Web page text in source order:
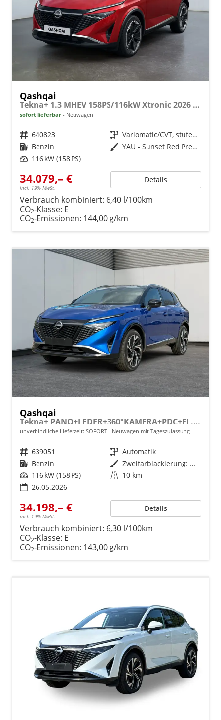
Qashqai
Tekna+ 1.3 MHEV 158PS/116kW Xtronic 2026 +20"ALU+PANO+BOSE+HuD
sofort lieferbar Neuwagen
Fahrzeugnr. 640823 Getriebe
Variomatic/CVT, stufenlos
Kraftstoff Benzin Außenfarbe
YAU - Sunset Red Premium Met. mit Dach in Solid Black
Leistung 116 kW (158 PS)
34.079,– €
incl. 19% MwSt.
Details
Verbrauch kombiniert: 6,40 l/100km
CO2-Klasse: E
CO2-Emissionen: 144,00 g/km
Qashqai
Tekna+ PANO+LEDER+360°KAMERA+PDC+EL.HECKKL.
unverbindliche Lieferzeit: SOFORT Neuwagen mit Tageszulassung
Fahrzeugnr. 639051 Getriebe Automatik
Kraftstoff Benzin Außenfarbe
Zweifarblackierung: Magnetic Blue Metallic (RCF) mit Dachfarbe Diamond Black (G41)
Leistung 116 kW (158 PS) Kilometerstand 10 km
26.05.2026
34.198,– €
incl. 19% MwSt.
Details
Verbrauch kombiniert: 6,30 l/100km
CO2-Klasse: E
CO2-Emissionen: 143,00 g/km